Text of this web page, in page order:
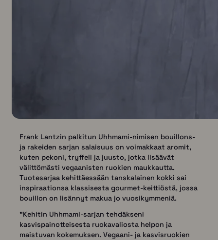
Frank Lantzin palkitun Uhhmami-nimisen bouillons-
ja rakeiden sarjan salaisuus on voimakkaat aromit,
kuten pekoni, tryffeli ja juusto, jotka lisäävät
välittömästi vegaanisten ruokien maukkautta.
Tuotesarjaa kehittäessään tanskalainen kokki sai
inspiraationsa klassisesta gourmet-keittiöstä, jossa
bouillon on lisännyt makua jo vuosikymmeniä.
"Kehitin Uhhmami-sarjan tehdäkseni
kasvispainotteisesta ruokavaliosta helpon ja
maistuvan kokemuksen. Vegaani- ja kasvisruokien